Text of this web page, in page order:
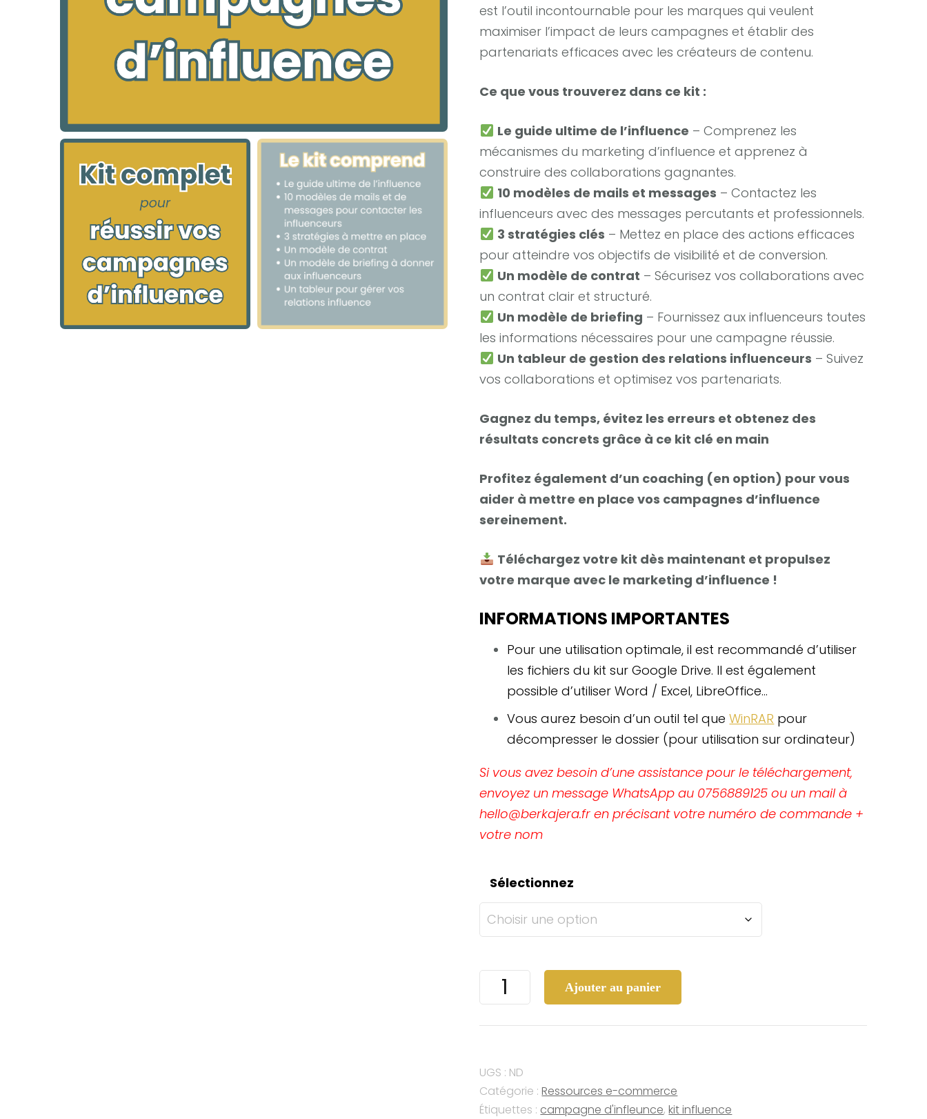
est l’outil incontournable pour les marques qui veulent
maximiser l’impact de leurs campagnes et établir des
partenariats efficaces avec les créateurs de contenu.
Ce que vous trouverez dans ce kit :
Le guide ultime de l’influence – Comprenez les
mécanismes du marketing d’influence et apprenez à
construire des collaborations gagnantes.
10 modèles de mails et messages – Contactez les
influenceurs avec des messages percutants et professionnels.
3 stratégies clés – Mettez en place des actions efficaces
pour atteindre vos objectifs de visibilité et de conversion.
Un modèle de contrat – Sécurisez vos collaborations avec
un contrat clair et structuré.
Un modèle de briefing – Fournissez aux influenceurs toutes
les informations nécessaires pour une campagne réussie.
Un tableur de gestion des relations influenceurs – Suivez
vos collaborations et optimisez vos partenariats.
Gagnez du temps, évitez les erreurs et obtenez des
résultats concrets grâce à ce kit clé en main
Profitez également d’un coaching (en option) pour vous
aider à mettre en place vos campagnes d’influence
sereinement.
Téléchargez votre kit dès maintenant et propulsez
votre marque avec le marketing d’influence !
INFORMATIONS IMPORTANTES
Pour une utilisation optimale, il est recommandé d’utiliser
les fichiers du kit sur Google Drive. Il est également
possible d’utiliser Word / Excel, LibreOffice…
Vous aurez besoin d’un outil tel queWinRAR pour
décompresser le dossier (pour utilisation sur ordinateur)
Si vous avez besoin d’une assistance pour le téléchargement,
envoyez un message WhatsApp au 0756889125 ou un mail à
hello@berkajera.fr en précisant votre numéro de commande +
votre nom
Sélectionnez
quantité
de
Kit
vos
campagnes
Ajouter au panier
UGS : ND
Catégorie :Ressources e-commerce
Étiquettes : campagne d'infleunce,kit influence